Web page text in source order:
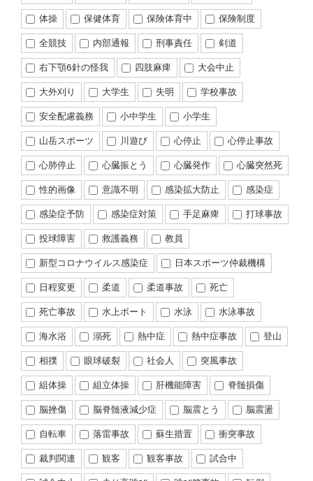
体操
保健体育 保険体育中
保険制度
全競技
内部通報 刑事責任
剣道
右下顎6針の怪我
四肢麻痺
大会中止
大外刈り
大学生 失明
学校事故
安全配慮義務
小中学生
小学生
山岳スポーツ
川遊び 心停止
心停止事故
心肺停止
心臓振とう 心臓発作
心臓突然死
性的画像
意識不明 感染拡大防止
感染症
感染症予防
感染症対策 手足麻痺
打球事故
投球障害
救護義務
教員
新型コロナウイルス感染症
日本スポーツ仲裁機構
日程変更
柔道 柔道事故
死亡
死亡事故
水上ボート 水泳
水泳事故
海水浴
溺死 熱中症 熱中症事故
登山
相撲
眼球破裂 社会人
突風事故
組体操
組立体操 肝機能障害
脊髄損傷
脳挫傷
脳脊髄液減少症 脳震とう
脳震盪
自転車
落雷事故 蘇生措置
衝突事故
裁判関連
観客 観客事故
試合中